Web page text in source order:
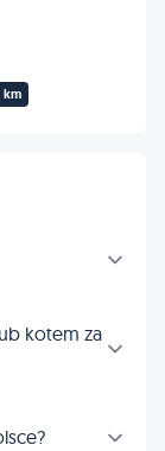
km
kotem za